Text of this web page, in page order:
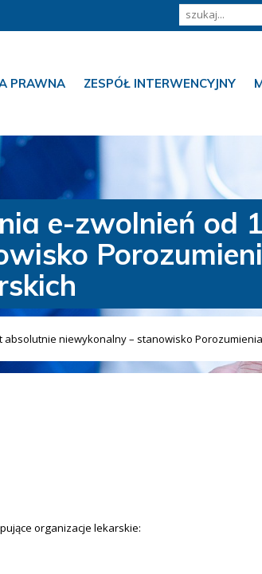
PRAWNA ZESPÓŁ INTERWENCYJNY
e-zwolnień od
niewykonalny – stanowisko
organizacje lekarskie: